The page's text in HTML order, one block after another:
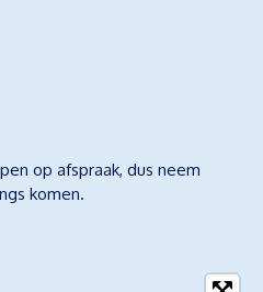
op afspraak, dus neem
komen.